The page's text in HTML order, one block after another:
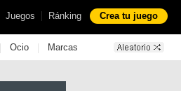
Juegos | Ránking Crea tu juego
| Ocio | Marcas